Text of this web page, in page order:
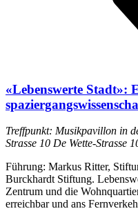
«Lebenswerte Stadt»:
Treffpunkt: Musikpavillon in
Strasse 10 De Wette-Strasse
Führung: Markus Ritter,
Burckhardt Stiftung.
Zentrum und die
erreichbar und ans